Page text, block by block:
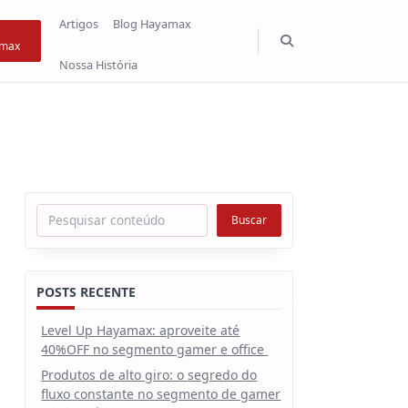
Artigos Blog Hayamax
Nossa História
Pesquisar Buscar
POSTS RECENTE
Level Up Hayamax: aproveite até
40%OFF no segmento gamer e office
Produtos de alto giro: o segredo do
fluxo constante no segmento de gamer